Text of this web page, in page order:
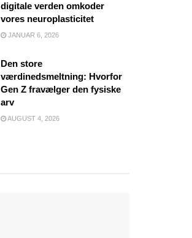
digitale verden omkoder
vores neuroplasticitet
JANUAR 6, 2026
Den store
værdinedsmeltning: Hvorfor
Gen Z fravælger den fysiske
arv
AUGUST 4, 2026